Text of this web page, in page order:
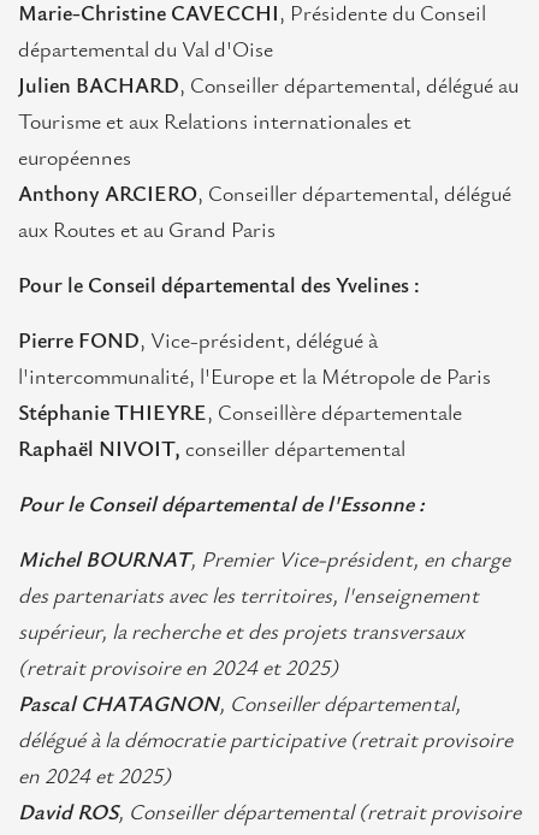
Marie-Christine CAVECCHI, Présidente du Conseil
départemental du Val d'Oise
Julien BACHARD, Conseiller départemental, délégué au
Tourisme et aux Relations internationales et
européennes
Anthony ARCIERO, Conseiller départemental, délégué
aux Routes et au Grand Paris
Pour le Conseil départemental des Yvelines :
Pierre FOND, Vice-président, délégué à
l'intercommunalité, l'Europe et la Métropole de Paris
Stéphanie THIEYRE, Conseillère départementale
Raphaël NIVOIT, conseiller départemental
Pour le Conseil départemental de l'Essonne :
Michel BOURNAT, Premier Vice-président, en charge
des partenariats avec les territoires, l'enseignement
supérieur, la recherche et des projets transversaux
(retrait provisoire en 2024 et 2025)
Pascal CHATAGNON, Conseiller départemental,
délégué à la démocratie participative (retrait provisoire
en 2024 et 2025)
David ROS, Conseiller départemental (retrait provisoire